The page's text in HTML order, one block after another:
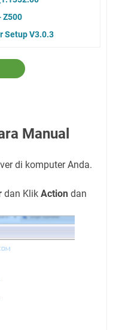
Z500
Setup V3.0.3
Manual
di komputer Anda.
dan Klik Action dan